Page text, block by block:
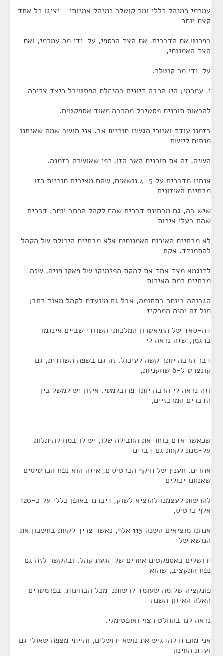
עמרמי כמנהל כללי ומר קוטלר כמנהל אמנותי - יציגו כל אחד
קצת יותר
בפרוט את הדברים. את הצד הכספי, על-ידי מר עמרמי, ואת
הצד האמנותי,
על-ידי מר קוטלר.
י. עמרמי; היו הרבה דיונים בהנהלת הפסטיבל כיצד צריכה
להראות תוכנית פסטיבל מהרבה מאוד אספקטים.
בזמנו עודד ואנוכי הגשנו תוכנית אב. אני חושב שמה שאנחנו
מנסים ליישם
השנה, זה את תוכנית האב הזו, כפי שאושרה בזמנה.
אנחנו מדברים על 4-5 נושאים, שהם מציבים תוכנית כזו
מבחינת האיזונים
שיש בה, גם מבחינת דברים שהם לקהל הרחב יותר, דברים
שהם בעלי איכות -
לא מבחינת האיכות האמנותית אלא מבחינת היכולת של הקהל
להתמודד. אקח
לדוגמא מצד אחד את להקת הפלמנקו של פאקו פניה, שזה
מבחינת רמת האיכות
הגבוהה ביותר בתחומה, אבל גם מיועדת לקהל מאוד רחב;
מול זה יהיה המרקיז
דה-סאד של התיאטרון המלכותי השוודי שביים אינגמר
ברגמן, שזה נראה לי
דבר הרבה יותר קשה לעיכול. זה גם בשפה השוודית, גם
קונצרט ל-6 שחקניות,
וזה נראה לי הרבה יותר פרובלמטי. איזון יש למשל בין
הדברים המרכזיים,
שכאשר אדם בוחר את החבילה שלו, יש לו במח להיתלות
על-מנת לקחת גם דברים
אחרים. חענין של חיקף הכרטיסים, איזה הוא נפח הכרטיסים
שאנחנו יכולים
להרשות לעצמנו להוציא לשוק, דיברנו באופן כללי על כ-120
אלף כרטיס,
אנחנו מוציאים השנה 115 אלף, כאשר צריך לקחת בחשבון את
הנושא של
ירושלים באספקטים אחרים של הגעת קהל. ובהקשר לזה גם
נפח התקציב, שהוא
פונקציה של מה שעומד לרשותנו מכל הבחינות. בפרמטרים
האלה האיזון השנה
נראה לנו בהחלט רצוי ואופטימלי.
אני מוכרח להדגיש את נושא ירושלים, והייתי מצפה שאולי גם
ועדת החינוך